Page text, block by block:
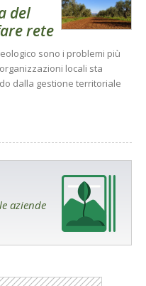
del
rete
sono i problemi più
locali sta
dalla gestione territoriale
aziende